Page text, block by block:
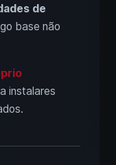
de
base não
instalares